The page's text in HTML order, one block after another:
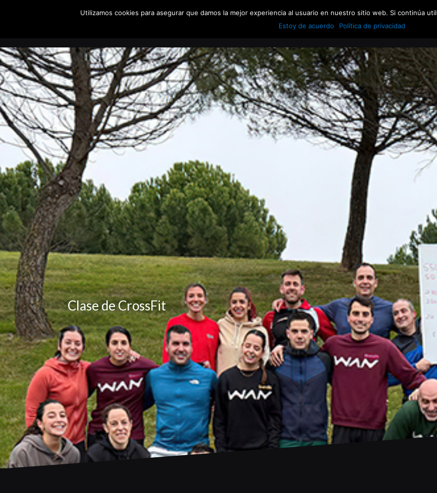
HOME CLASE DE CROSSFIT HORARIOS
Clase de CrossFit
Utilizamos cookies para asegurar que damos la mejor experiencia al usuario en nuestro sitio web. Si continúa
Estoy de acuerdo
Política de privacidad